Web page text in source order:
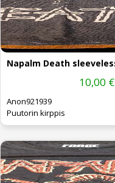
10,00 €
Anon921939
Puutorin kirppis